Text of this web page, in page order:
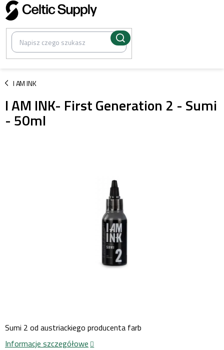
Przejść
do
treści
I AM INK
/
I AM INK- First Generation 2 - Sumi
- 50ml
Sumi 2 od austriackiego producenta farb
Informacje szczegółowe